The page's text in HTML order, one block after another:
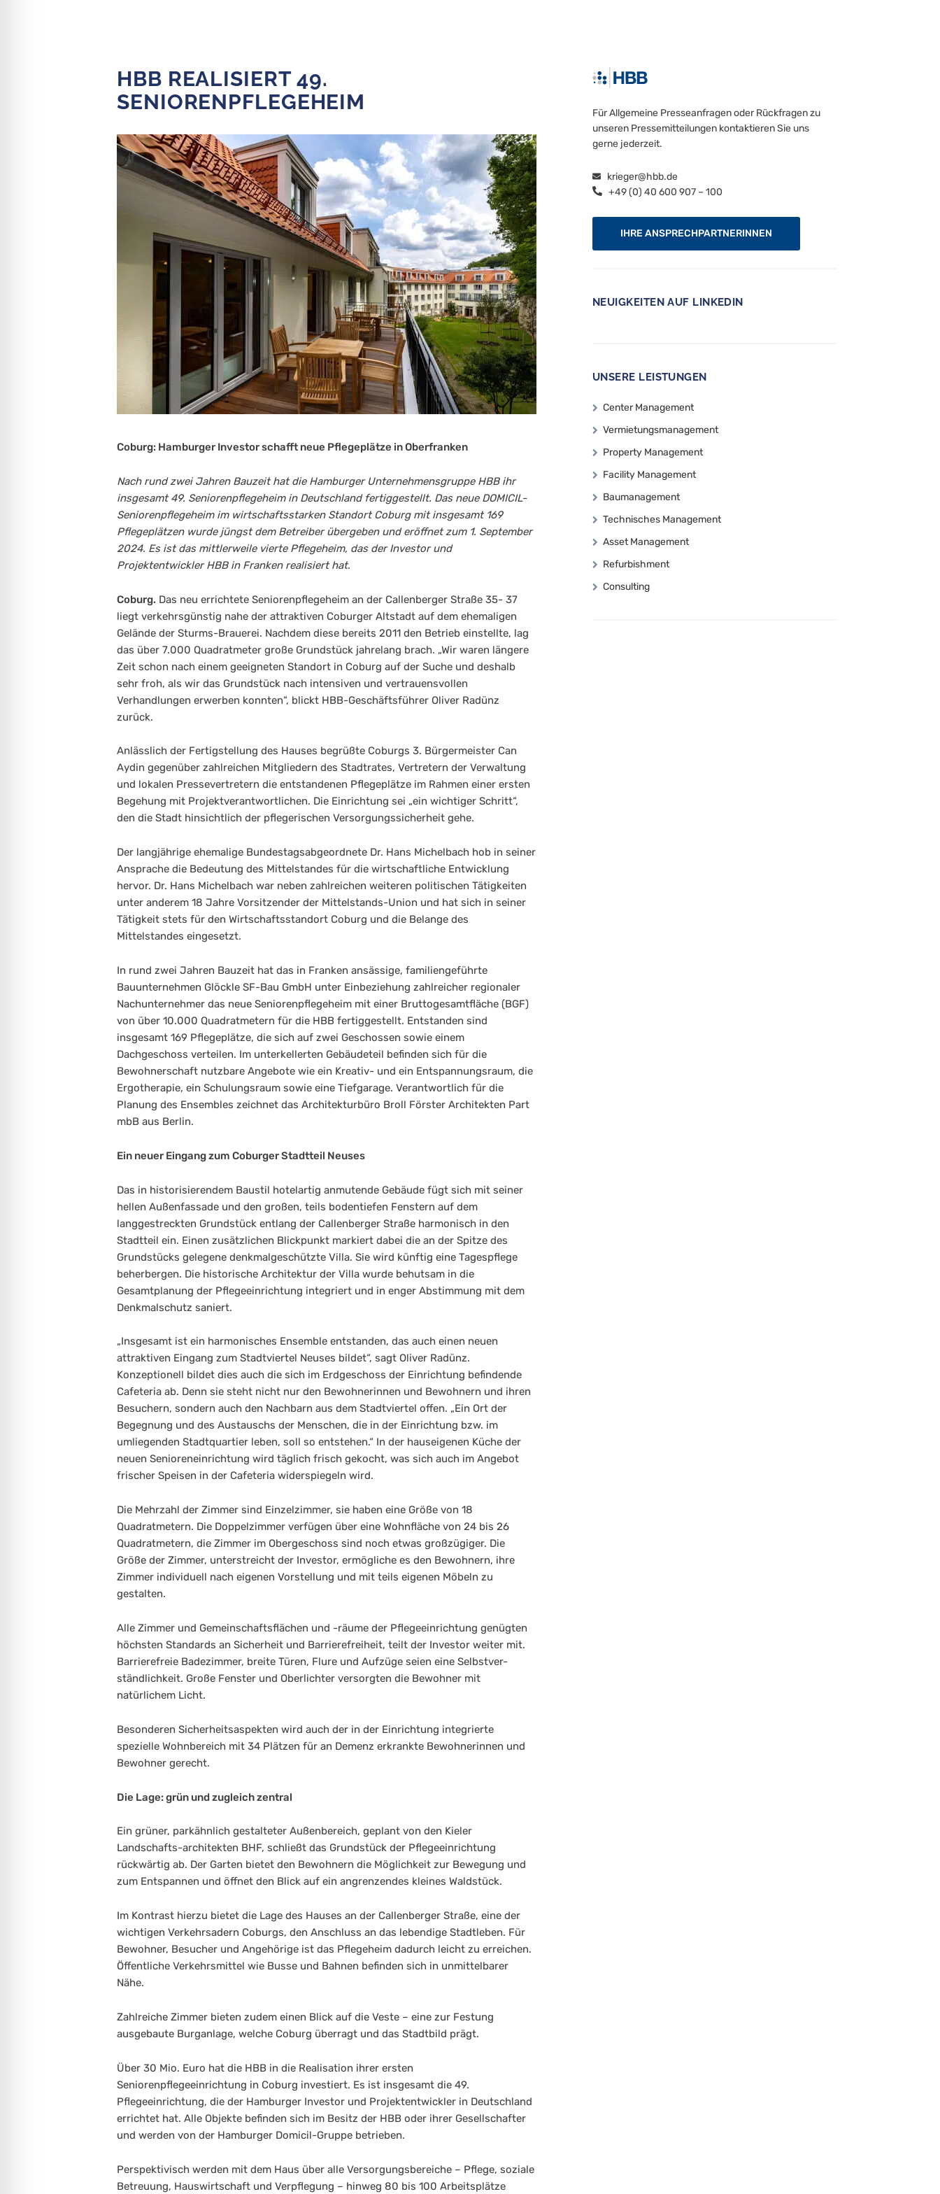
HBB REALISIERT 49.
SENIORENPFLEGEHEIM
Coburg: Hamburger Investor schafft neue Pflegeplätze in Oberfranken
Nach rund zwei Jahren Bauzeit hat die Hamburger Unternehmensgruppe HBB ihr
insgesamt 49. Seniorenpflegeheim in Deutschland fertiggestellt. Das neue DOMICIL-
Seniorenpflegeheim im wirtschaftsstarken Standort Coburg mit insgesamt 169
Pflegeplätzen wurde jüngst dem Betreiber übergeben und eröffnet zum 1. September
2024. Es ist das mittlerweile vierte Pflegeheim, das der Investor und
Projektentwickler HBB in Franken realisiert hat.
Coburg. Das neu errichtete Seniorenpflegeheim an der Callenberger Straße 35- 37
liegt verkehrsgünstig nahe der attraktiven Coburger Altstadt auf dem ehemaligen
Gelände der Sturms-Brauerei. Nachdem diese bereits 2011 den Betrieb einstellte, lag
das über 7.000 Quadratmeter große Grundstück jahrelang brach. „Wir waren längere
Zeit schon nach einem geeigneten Standort in Coburg auf der Suche und deshalb
sehr froh, als wir das Grundstück nach intensiven und vertrauensvollen
Verhandlungen erwerben konnten“, blickt HBB-Geschäftsführer Oliver Radünz
zurück.
Anlässlich der Fertigstellung des Hauses begrüßte Coburgs 3. Bürgermeister Can
Aydin gegenüber zahlreichen Mitgliedern des Stadtrates, Vertretern der Verwaltung
und lokalen Pressevertretern die entstandenen Pflegeplätze im Rahmen einer ersten
Begehung mit Projektverantwortlichen. Die Einrichtung sei „ein wichtiger Schritt“,
den die Stadt hinsichtlich der pflegerischen Versorgungssicherheit gehe.
Der langjährige ehemalige Bundestagsabgeordnete Dr. Hans Michelbach hob in seiner
Ansprache die Bedeutung des Mittelstandes für die wirtschaftliche Entwicklung
hervor. Dr. Hans Michelbach war neben zahlreichen weiteren politischen Tätigkeiten
unter anderem 18 Jahre Vorsitzender der Mittelstands-Union und hat sich in seiner
Tätigkeit stets für den Wirtschaftsstandort Coburg und die Belange des
Mittelstandes eingesetzt.
In rund zwei Jahren Bauzeit hat das in Franken ansässige, familiengeführte
Bauunternehmen Glöckle SF-Bau GmbH unter Einbeziehung zahlreicher regionaler
Nachunternehmer das neue Seniorenpflegeheim mit einer Bruttogesamtfläche (BGF)
von über 10.000 Quadratmetern für die HBB fertiggestellt. Entstanden sind
insgesamt 169 Pflegeplätze, die sich auf zwei Geschossen sowie einem
Dachgeschoss verteilen. Im unterkellerten Gebäudeteil befinden sich für die
Bewohnerschaft nutzbare Angebote wie ein Kreativ- und ein Entspannungsraum, die
Ergotherapie, ein Schulungsraum sowie eine Tiefgarage. Verantwortlich für die
Planung des Ensembles zeichnet das Architekturbüro Broll Förster Architekten Part
mbB aus Berlin.
Ein neuer Eingang zum Coburger Stadtteil Neuses
Das in historisierendem Baustil hotelartig anmutende Gebäude fügt sich mit seiner
hellen Außenfassade und den großen, teils bodentiefen Fenstern auf dem
langgestreckten Grundstück entlang der Callenberger Straße harmonisch in den
Stadtteil ein. Einen zusätzlichen Blickpunkt markiert dabei die an der Spitze des
Grundstücks gelegene denkmalgeschützte Villa. Sie wird künftig eine Tagespflege
beherbergen. Die historische Architektur der Villa wurde behutsam in die
Gesamtplanung der Pflegeeinrichtung integriert und in enger Abstimmung mit dem
Denkmalschutz saniert.
„Insgesamt ist ein harmonisches Ensemble entstanden, das auch einen neuen
attraktiven Eingang zum Stadtviertel Neuses bildet“, sagt Oliver Radünz.
Konzeptionell bildet dies auch die sich im Erdgeschoss der Einrichtung befindende
Cafeteria ab. Denn sie steht nicht nur den Bewohnerinnen und Bewohnern und ihren
Besuchern, sondern auch den Nachbarn aus dem Stadtviertel offen. „Ein Ort der
Begegnung und des Austauschs der Menschen, die in der Einrichtung bzw. im
umliegenden Stadtquartier leben, soll so entstehen.“ In der hauseigenen Küche der
neuen Senioreneinrichtung wird täglich frisch gekocht, was sich auch im Angebot
frischer Speisen in der Cafeteria widerspiegeln wird.
Die Mehrzahl der Zimmer sind Einzelzimmer, sie haben eine Größe von 18
Quadratmetern. Die Doppelzimmer verfügen über eine Wohnfläche von 24 bis 26
Quadratmetern, die Zimmer im Obergeschoss sind noch etwas großzügiger. Die
Größe der Zimmer, unterstreicht der Investor, ermögliche es den Bewohnern, ihre
Zimmer individuell nach eigenen Vorstellung und mit teils eigenen Möbeln zu
gestalten.
Alle Zimmer und Gemeinschaftsflächen und -räume der Pflegeeinrichtung genügten
höchsten Standards an Sicherheit und Barrierefreiheit, teilt der Investor weiter mit.
Barrierefreie Badezimmer, breite Türen, Flure und Aufzüge seien eine Selbstver-
ständlichkeit. Große Fenster und Oberlichter versorgten die Bewohner mit
natürlichem Licht.
Besonderen Sicherheitsaspekten wird auch der in der Einrichtung integrierte
spezielle Wohnbereich mit 34 Plätzen für an Demenz erkrankte Bewohnerinnen und
Bewohner gerecht.
Die Lage: grün und zugleich zentral
Ein grüner, parkähnlich gestalteter Außenbereich, geplant von den Kieler
Landschafts-architekten BHF, schließt das Grundstück der Pflegeeinrichtung
rückwärtig ab. Der Garten bietet den Bewohnern die Möglichkeit zur Bewegung und
zum Entspannen und öffnet den Blick auf ein angrenzendes kleines Waldstück.
Im Kontrast hierzu bietet die Lage des Hauses an der Callenberger Straße, eine der
wichtigen Verkehrsadern Coburgs, den Anschluss an das lebendige Stadtleben. Für
Bewohner, Besucher und Angehörige ist das Pflegeheim dadurch leicht zu erreichen.
Öffentliche Verkehrsmittel wie Busse und Bahnen befinden sich in unmittelbarer
Nähe.
Zahlreiche Zimmer bieten zudem einen Blick auf die Veste – eine zur Festung
ausgebaute Burganlage, welche Coburg überragt und das Stadtbild prägt.
Über 30 Mio. Euro hat die HBB in die Realisation ihrer ersten
Seniorenpflegeeinrichtung in Coburg investiert. Es ist insgesamt die 49.
Pflegeeinrichtung, die der Hamburger Investor und Projektentwickler in Deutschland
errichtet hat. Alle Objekte befinden sich im Besitz der HBB oder ihrer Gesellschafter
und werden von der Hamburger Domicil-Gruppe betrieben.
Perspektivisch werden mit dem Haus über alle Versorgungsbereiche – Pflege, soziale
Betreuung, Hauswirtschaft und Verpflegung – hinweg 80 bis 100 Arbeitsplätze
Für Allgemeine Presseanfragen oder Rückfragen zu
unseren Pressemitteilungen kontaktieren Sie uns
gerne jederzeit.
krieger@hbb.de
+49 (0) 40 600 907 – 100
IHRE ANSPRECHPARTNERINNEN
NEUIGKEITEN AUF LINKEDIN
UNSERE LEISTUNGEN
Center Management
Vermietungsmanagement
Property Management
Facility Management
Baumanagement
Technisches Management
Asset Management
Refurbishment
Consulting